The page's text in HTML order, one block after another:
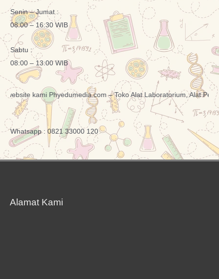
Senin – Jumat :
08:00 – 16:30 WIB
Sabtu :
08:00 – 13:00 WIB
kami Phyedumedia.com – Toko Alat Laboratorium, Alat Peraga
Whatsapp : 0821 33000 120
Alamat Kami